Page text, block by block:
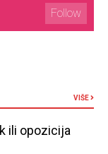
Follow
VIŠE
ili opozicija